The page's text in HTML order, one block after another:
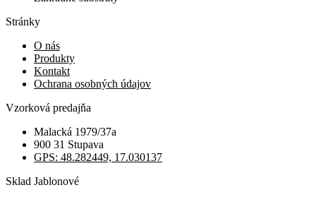
Stránky
O nás
Produkty
Kontakt
Ochrana osobných údajov
Vzorková predajňa
Malacká 1979/37a
900 31 Stupava
GPS: 48.282449, 17.030137
Sklad Jablonové